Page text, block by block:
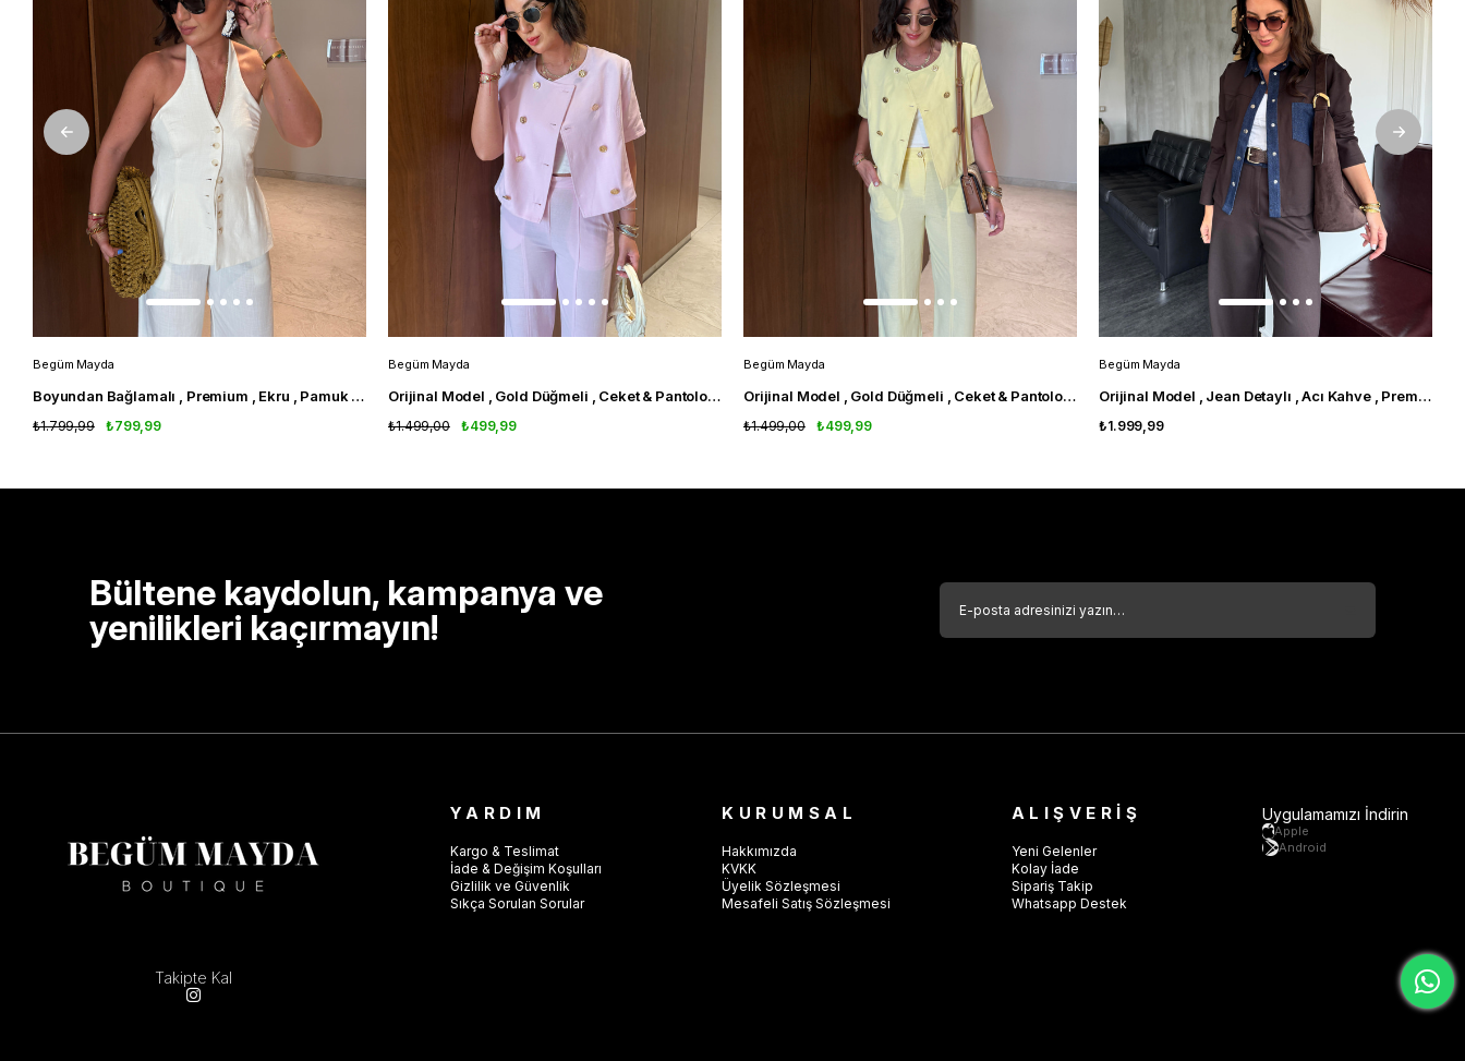
Begüm Mayda
Boyundan Bağlamalı , Premium , Ekru , Pamuk Keten Takım
₺799,99
₺1.799,99
Begüm Mayda
Orijinal Model , Gold Düğmeli , Ceket & Pantolon , Pembe Takım
₺499,99
₺1.499,00
Begüm Mayda
Orijinal Model , Gold Düğmeli , Ceket & Pantolon , Sarı Takım
₺499,99
₺1.499,00
Begüm Mayda
Orijinal Model , Jean Detaylı , Acı Kahve , Premium Takım
₺1.999,99
Bültene kaydolun, kampanya ve
yenilikleri kaçırmayın!
Takipte Kal
YARDIM
Kargo & Teslimat
İade & Değişim Koşulları
Gizlilik ve Güvenlik
Sıkça Sorulan Sorular
KURUMSAL
Hakkımızda
KVKK
Üyelik Sözleşmesi
Mesafeli Satış Sözleşmesi
ALIŞVERİŞ
Yeni Gelenler
Kolay İade
Sipariş Takip
Whatsapp Destek
Uygulamamızı İndirin
Apple
Android